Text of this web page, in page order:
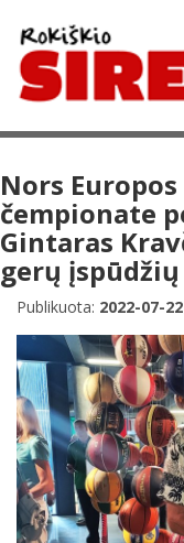
Nors
čempionate
Gintaras
gerų įspūdžių
Publikuota: 2022-07-22